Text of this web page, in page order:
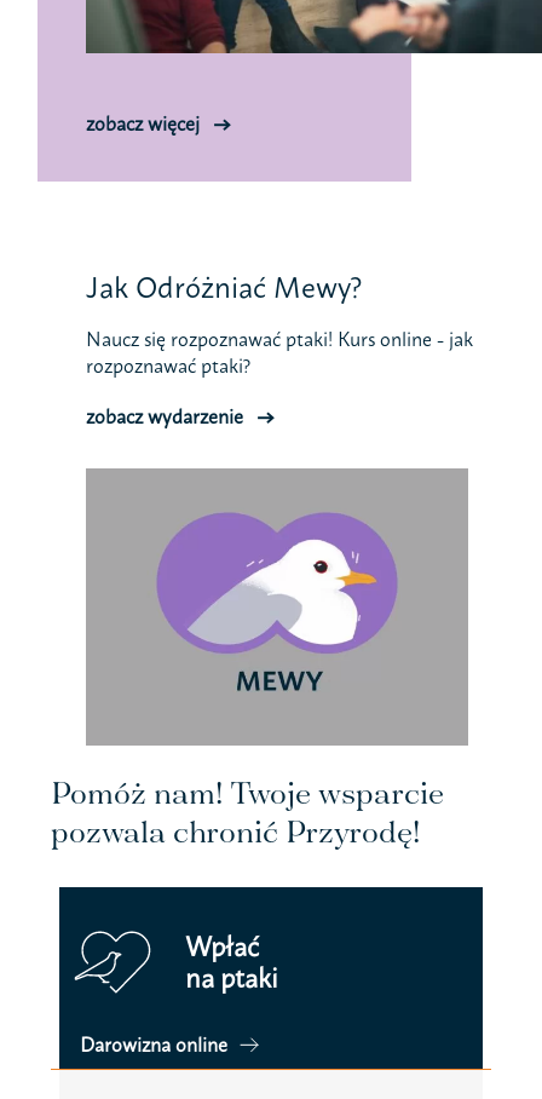
zobacz więcej
Jak Odróżniać Mewy?
Naucz się rozpoznawać ptaki! Kurs online - jak
rozpoznawać ptaki?
zobacz wydarzenie
Pomóż nam! Twoje wsparcie
pozwala chronić Przyrodę!
Wpłać
na ptaki
Darowizna online